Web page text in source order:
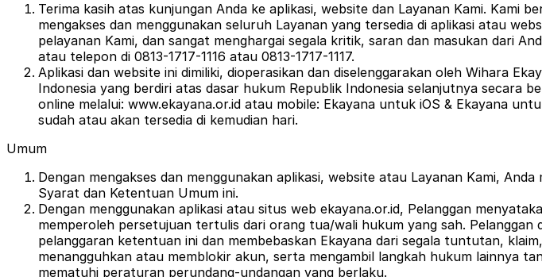
Terima kasih atas kunjungan Anda ke aplikasi, website dan Layanan Kami. Kami
mengakses dan menggunakan seluruh Layanan yang tersedia di aplikasi atau
pelayanan Kami, dan sangat menghargai segala kritik, saran dan masukan dari
atau telepon di 0813-1717-1116 atau 0813-1717-1117.
Aplikasi dan website ini dimiliki, dioperasikan dan diselenggarakan oleh Wihara
Indonesia yang berdiri atas dasar hukum Republik Indonesia selanjutnya secara
online melalui: www.ekayana.or.id atau mobile: Ekayana untuk iOS & Ekayana
sudah atau akan tersedia di kemudian hari.
Umum
Dengan mengakses dan menggunakan aplikasi, website atau Layanan Kami,
Syarat dan Ketentuan Umum ini.
Dengan menggunakan aplikasi atau situs web ekayana.or.id, Pelanggan
memperoleh persetujuan tertulis dari orang tua/wali hukum yang sah.
pelanggaran ketentuan ini dan membebaskan Ekayana dari segala tuntutan,
menangguhkan atau memblokir akun, serta mengambil langkah hukum lainnya
mematuhi peraturan perundang-undangan yang berlaku.